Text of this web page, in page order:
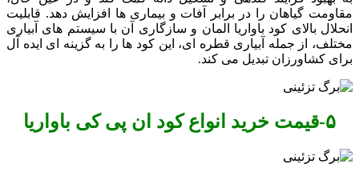
مقاومت گیاهان را در برابر آفات و بیماری‌ ها افزایش دهد. قابلیت
انحلال بالای کود باواریا المان و سازگاری آن با سیستم‌ های آبیاری
مختلف، از جمله آبیاری قطره‌ ای، این کود ها را به گزینه‌ ای ایده ‌آل
برای کشاورزان تبدیل می ‌کند.
۵- قیمت خرید انواع کود ان پی کی باواریا